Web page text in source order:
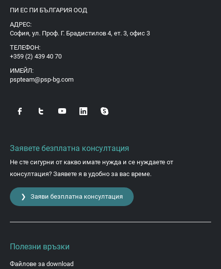
ПИ ЕС ПИ БЪЛГАРИЯ ООД
АДРЕС:
София, ул. Проф. Г. Брадистилов 4, ет. 3, офис 3
ТЕЛЕФОН:
+359 (2) 439 40 70
ИМЕЙЛ:
pspteam@psp-bg.com
Заявете безплатна консултация
Не сте сигурни от какво имате нужда и се нуждаете от
консултация? Заявете я в удобно за вас време.
❯ Заяви безплатна консултация
Полезни връзки
Файлове за download